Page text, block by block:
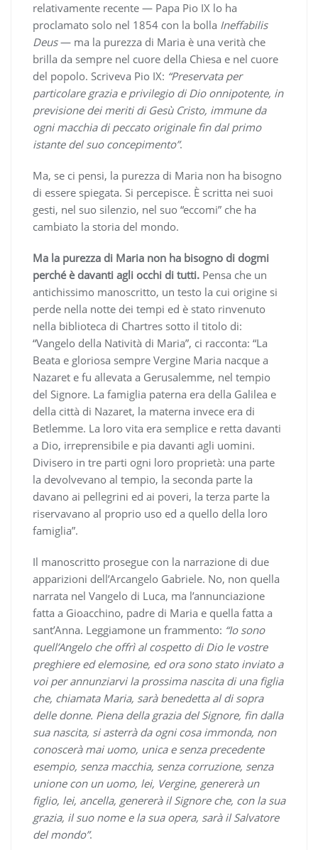
relativamente recente — Papa Pio IX lo ha
proclamato solo nel 1854 con la bolla Ineffabilis
Deus— ma la purezza di Maria è una verità che
brilla da sempre nel cuore della Chiesa e nel cuore
del popolo. Scriveva Pio IX: “Preservata per
particolare grazia e privilegio di Dio onnipotente, in
previsione dei meriti di Gesù Cristo, immune da
ogni macchia di peccato originale fin dal primo
istante del suo concepimento”.
Ma, se ci pensi, la purezza di Maria non ha bisogno
di essere spiegata. Si percepisce. È scritta nei suoi
gesti, nel suo silenzio, nel suo “eccomi” che ha
cambiato la storia del mondo.
Ma la purezza di Maria non ha bisogno di dogmi
perché è davanti agli occhi di tutti. Pensa che un
antichissimo manoscritto, un testo la cui origine si
perde nella notte dei tempi ed è stato rinvenuto
nella biblioteca di Chartres sotto il titolo di:
“Vangelo della Natività di Maria”, ci racconta: “La
Beata e gloriosa sempre Vergine Maria nacque a
Nazaret e fu allevata a Gerusalemme, nel tempio
del Signore. La famiglia paterna era della Galilea e
della città di Nazaret, la materna invece era di
Betlemme. La loro vita era semplice e retta davanti
a Dio, irreprensibile e pia davanti agli uomini.
Divisero in tre parti ogni loro proprietà: una parte
la devolvevano al tempio, la seconda parte la
davano ai pellegrini ed ai poveri, la terza parte la
riservavano al proprio uso ed a quello della loro
famiglia”.
Il manoscritto prosegue con la narrazione di due
apparizioni dell’Arcangelo Gabriele. No, non quella
narrata nel Vangelo di Luca, ma l’annunciazione
fatta a Gioacchino, padre di Maria e quella fatta a
sant’Anna. Leggiamone un frammento: “Io sono
quell’Angelo che offrì al cospetto di Dio le vostre
preghiere ed elemosine, ed ora sono stato inviato a
voi per annunziarvi la prossima nascita di una figlia
che, chiamata Maria, sarà benedetta al di sopra
delle donne. Piena della grazia del Signore, fin dalla
sua nascita, si asterrà da ogni cosa immonda, non
conoscerà mai uomo, unica e senza precedente
esempio, senza macchia, senza corruzione, senza
unione con un uomo, lei, Vergine, genererà un
figlio, lei, ancella, genererà il Signore che, con la sua
grazia, il suo nome e la sua opera, sarà il Salvatore
del mondo”.